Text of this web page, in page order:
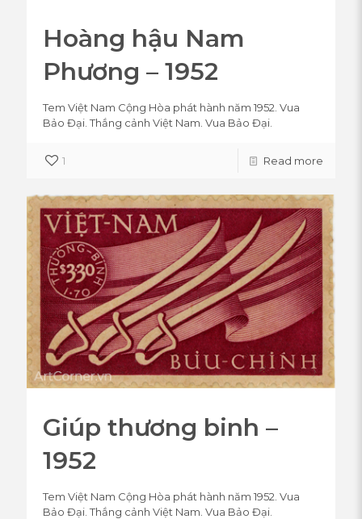
Hoàng hậu Nam
Phương – 1952
Tem Việt Nam Cộng Hòa phát hành năm 1952. Vua
Bảo Đại. Thắng cảnh Việt Nam. Vua Bảo Đại.
1 Read more
Giúp thương binh –
1952
Tem Việt Nam Cộng Hòa phát hành năm 1952. Vua
Bảo Đại. Thắng cảnh Việt Nam. Vua Bảo Đại.